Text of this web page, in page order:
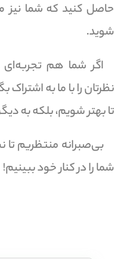
کنید که شما نیز
اگر شما هم تجربه‌ای
را با ما به اشتراک
شویم، بلکه به
بی‌صبرانه منتظریم تا
را در کنار خود ببینیم!